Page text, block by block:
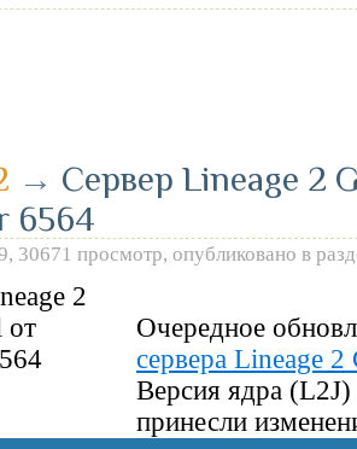
→ Сервер Lineage 2
6564
30671 просмотр, опубликовано в
Очередное
сервера Lineage
Версия ядра
принесли